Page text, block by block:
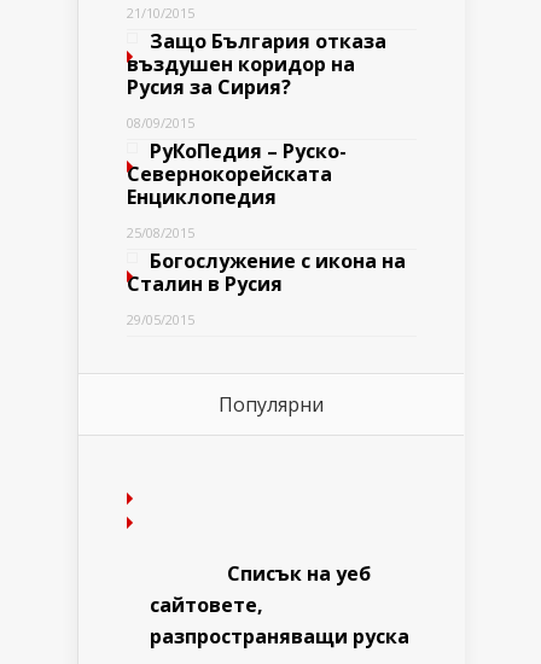
21/10/2015
Защо България отказа
въздушен коридор на
Русия за Сирия?
08/09/2015
РуКоПедия – Руско-
Севернокорейската
Енциклопедия
25/08/2015
Богослужение с икона на
Сталин в Русия
29/05/2015
Популярни
Списък на уеб
сайтовете,
разпространяващи руска